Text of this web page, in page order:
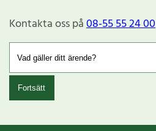
Kontakta oss på08-55 55 24 00
Fortsätt